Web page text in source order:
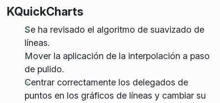
KQuickCharts
Se ha revisado el algoritmo de suavizado de
líneas.
Mover la aplicación de la interpolación a paso
de pulido.
Centrar correctamente los delegados de
puntos en los gráficos de líneas y cambiar su